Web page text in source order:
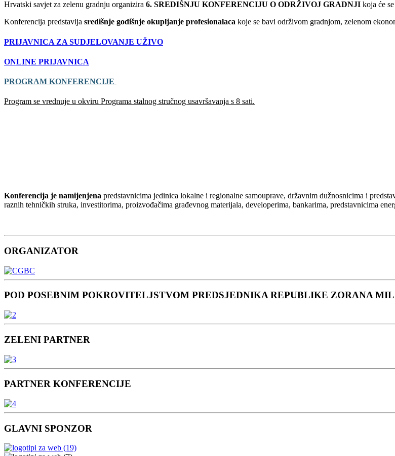
Hrvatski savjet za zelenu gradnju organizira 6. SREDIŠNJU KONFERENCIJU O ODRŽIVOJ GRADNJI koja će
Konferencija predstavlja središnje godišnje okupljanje profesionalaca koje se bavi održivom gradnjom, zelenom
PRIJAVNICA ZA SUDJELOVANJE UŽIVO
ONLINE PRIJAVNICA
PROGRAM KONFERENCIJE
Program se vrednuje u okviru Programa stalnog stručnog usavršavanja s 8 sati.
Konferencija je namijenjena predstavnicima jedinica lokalne i regionalne samouprave, državnim dužnosnicima i
raznih tehničkih struka, investitorima, proizvođačima građevnog materijala, developerima, bankarima, predstavnicima
ORGANIZATOR
POD POSEBNIM POKROVITELJSTVOM PREDSJEDNIKA REPUBLIKE ZORANA
ZELENI PARTNER
PARTNER KONFERENCIJE
GLAVNI SPONZOR